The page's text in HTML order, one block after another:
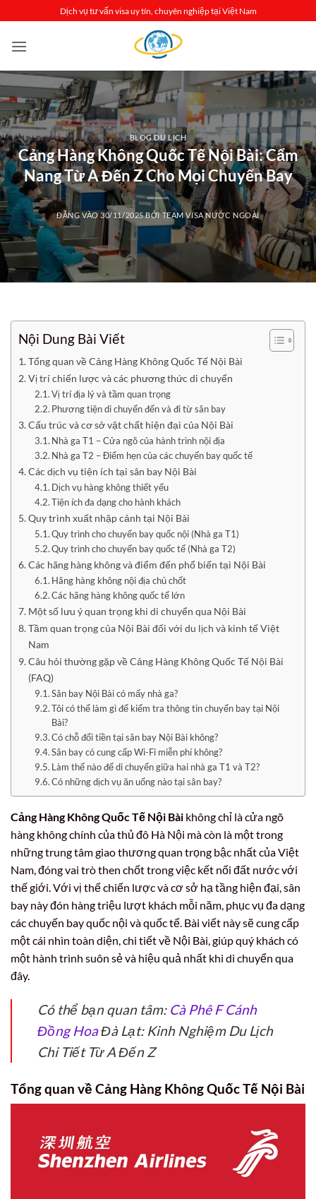
qua
nội
Dịch vụ tư vấn visa uy tín, chuyên nghiệp tại Việt Nam
BLOG DU LỊCH
Cảng Hàng Không Quốc Tế Nội Bài: Cẩm
Nang Từ A Đến Z Cho Mọi Chuyến Bay
ĐĂNG VÀO30/11/2025BỞITEAM VISA NƯỚC NGOÀI
Nội Dung Bài Viết
Tổng quan về Cảng Hàng Không Quốc Tế Nội Bài
Vị trí chiến lược và các phương thức di chuyển
Vị trí địa lý và tầm quan trọng
Phương tiện di chuyển đến và đi từ sân bay
Cấu trúc và cơ sở vật chất hiện đại của Nội Bài
Nhà ga T1 – Cửa ngõ của hành trình nội địa
Nhà ga T2 – Điểm hẹn của các chuyến bay quốc tế
Các dịch vụ tiện ích tại sân bay Nội Bài
Dịch vụ hàng không thiết yếu
Tiện ích đa dạng cho hành khách
Quy trình xuất nhập cảnh tại Nội Bài
Quy trình cho chuyến bay quốc nội (Nhà ga T1)
Quy trình cho chuyến bay quốc tế (Nhà ga T2)
Các hãng hàng không và điểm đến phổ biến tại Nội Bài
Hãng hàng không nội địa chủ chốt
Các hãng hàng không quốc tế lớn
Một số lưu ý quan trọng khi di chuyển qua Nội Bài
Tầm quan trọng của Nội Bài đối với du lịch và kinh tế Việt
Nam
Câu hỏi thường gặp về Cảng Hàng Không Quốc Tế Nội Bài
(FAQ)
Sân bay Nội Bài có mấy nhà ga?
Tôi có thể làm gì để kiểm tra thông tin chuyến bay tại Nội
Bài?
Có chỗ đổi tiền tại sân bay Nội Bài không?
Sân bay có cung cấp Wi-Fi miễn phí không?
Làm thế nào để di chuyển giữa hai nhà ga T1 và T2?
Có những dịch vụ ăn uống nào tại sân bay?
Cảng Hàng Không Quốc Tế Nội Bài không chỉ là cửa ngõ
hàng không chính của thủ đô Hà Nội mà còn là một trong
những trung tâm giao thương quan trọng bậc nhất của Việt
Nam, đóng vai trò then chốt trong việc kết nối đất nước với
thế giới. Với vị thế chiến lược và cơ sở hạ tầng hiện đại, sân
bay này đón hàng triệu lượt khách mỗi năm, phục vụ đa dạng
các chuyến bay quốc nội và quốc tế. Bài viết này sẽ cung cấp
một cái nhìn toàn diện, chi tiết về Nội Bài, giúp quý khách có
một hành trình suôn sẻ và hiệu quả nhất khi di chuyển qua
đây.
Có thể bạn quan tâm: Cà Phê F Cánh
Đồng HoaĐà Lạt: Kinh Nghiệm Du Lịch
Chi Tiết Từ A Đến Z
Tổng quan về Cảng Hàng Không Quốc Tế Nội Bài